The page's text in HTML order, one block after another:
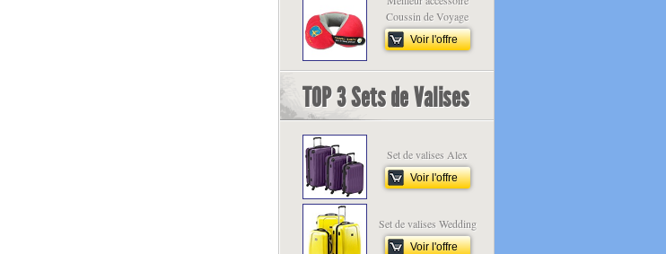
Coussin de Voyage
Voir l'offre
TOP 3 Sets de Valises
Set de valises Alex
Voir l'offre
Set de valises Wedding
Voir l'offre